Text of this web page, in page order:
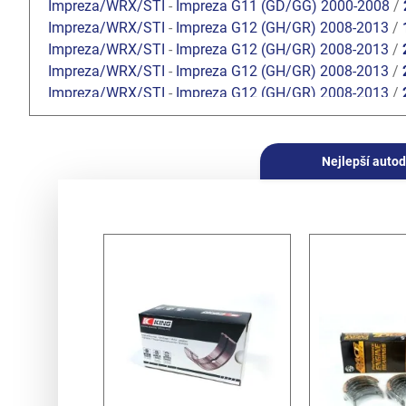
Impreza/WRX/STI - Impreza G11 (GD/GG) 2000-2008 /
Impreza/WRX/STI - Impreza G12 (GH/GR) 2008-2013 /
Impreza/WRX/STI - Impreza G12 (GH/GR) 2008-2013 /
Impreza/WRX/STI - Impreza G12 (GH/GR) 2008-2013 /
Impreza/WRX/STI - Impreza G12 (GH/GR) 2008-2013 /
Legacy/Outback-Baja 2002-2006/2.5 Turbo EJ255
Legacy/Outback B13 (BL/BP) 2003-
Legacy/Outback B14 (BM/BR) 2010-
Nejlepší